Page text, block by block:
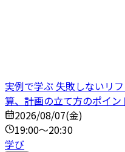
実例で学ぶ 失敗しないリ
算、計画の立て方のポイン
2026/08/07(金)
19:00～20:30
学び